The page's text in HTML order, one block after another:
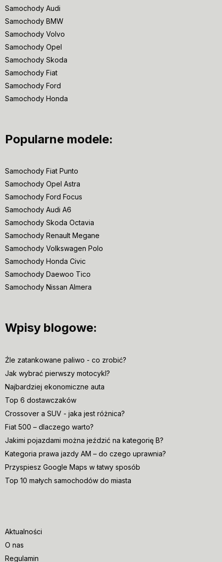
Samochody Audi
Samochody BMW
Samochody Volvo
Samochody Opel
Samochody Skoda
Samochody Fiat
Samochody Ford
Samochody Honda
Popularne modele:
Samochody Fiat Punto
Samochody Opel Astra
Samochody Ford Focus
Samochody Audi A6
Samochody Skoda Octavia
Samochody Renault Megane
Samochody Volkswagen Polo
Samochody Honda Civic
Samochody Daewoo Tico
Samochody Nissan Almera
Wpisy blogowe:
Źle zatankowane paliwo - co zrobić?
Jak wybrać pierwszy motocykl?
Najbardziej ekonomiczne auta
Top 6 dostawczaków
Crossover a SUV - jaka jest różnica?
Fiat 500 – dlaczego warto?
Jakimi pojazdami można jeździć na kategorię B?
Kategoria prawa jazdy AM – do czego uprawnia?
Przyspiesz Google Maps w łatwy sposób
Top 10 małych samochodów do miasta
Aktualności
O nas
Regulamin